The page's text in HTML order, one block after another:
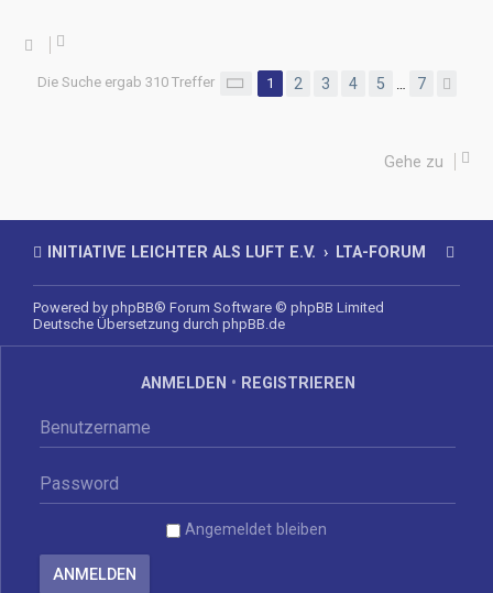
Die Suche ergab 310 Treffer Seite 1von
1 2 3 4 5 7
Gehe zu
INITIATIVE LEICHTER ALS LUFT E.V. LTA-FORUM
Powered by phpBB® Forum Software © phpBB Limited
Deutsche Übersetzung durch phpBB.de
ANMELDEN • REGISTRIEREN
Angemeldet bleiben